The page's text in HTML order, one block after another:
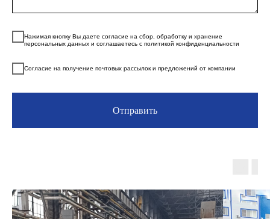
Нажимая кнопку Вы даете согласие на сбор, обработку и хранение
персональных данных и соглашаетесь с политикой конфиденциальности
Согласие на получение почтовых рассылок и предложений от компании
Отправить